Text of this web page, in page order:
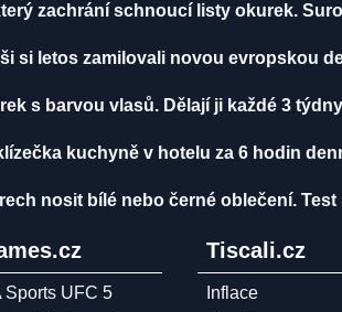
zachrání schnoucí listy okurek.
si letos zamilovali novou evropskou
s barvou vlasů. Dělají ji každé 3
kuchyně v hotelu za 6 hodin
nosit bílé nebo černé oblečení.
Sports UFC 5
Tiscali.cz
Inflace